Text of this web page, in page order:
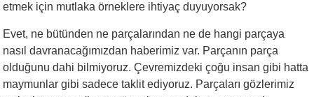
etmek için mutlaka örneklere ihtiyaç duyuyorsak?
Evet, ne bütünden ne parçalarından ne de hangi parçaya
nasıl davranacağımızdan haberimiz var. Parçanın parça
olduğunu dahi bilmiyoruz. Çevremizdeki çoğu insan gibi hatta
maymunlar gibi sadece taklit ediyoruz. Parçaları gözlerimiz